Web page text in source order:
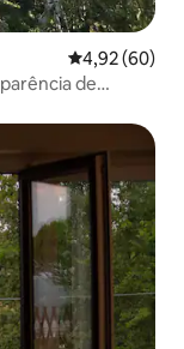
4,92 de uma
4,92 (60)
de